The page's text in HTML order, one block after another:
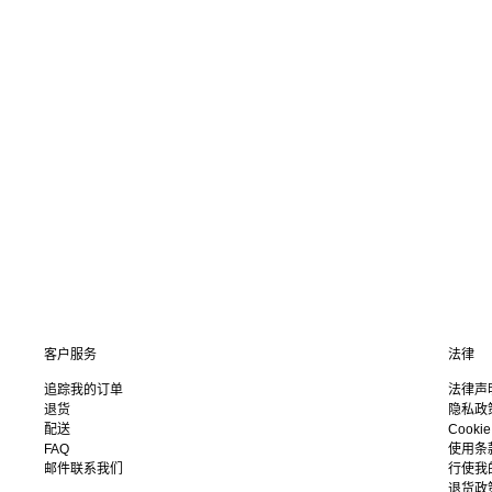
客户服务
追踪我的订单
退货
配送
FAQ
邮件联系我们
法律
法律声
隐私政
使用条
行使我
退货政